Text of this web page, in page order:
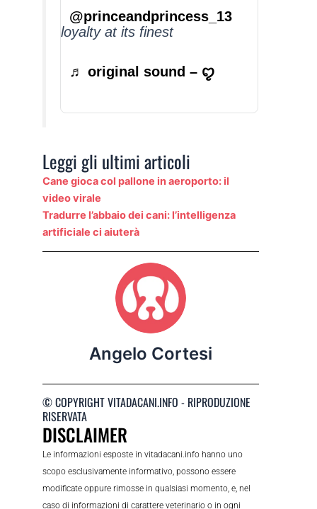
@princeandprincess_13
loyalty at its finest
♬ original sound – ꨄ
Leggi gli ultimi articoli
Cane gioca col pallone in aeroporto: il
video virale
Tradurre l’abbaio dei cani: l’intelligenza
artificiale ci aiuterà
Angelo Cortesi
© COPYRIGHT VITADACANI.INFO - RIPRODUZIONE
RISERVATA
DISCLAIMER
Le informazioni esposte in vitadacani.info hanno uno
scopo esclusivamente informativo, possono essere
modificate oppure rimosse in qualsiasi momento, e, nel
caso di informazioni di carattere veterinario o in ogni